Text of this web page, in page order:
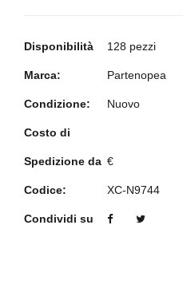
Disponibilità 128 pezzi
Marca: Partenopea
Condizione: Nuovo
Costo di
Spedizione da €
Codice: XC-N9744
Condividi su